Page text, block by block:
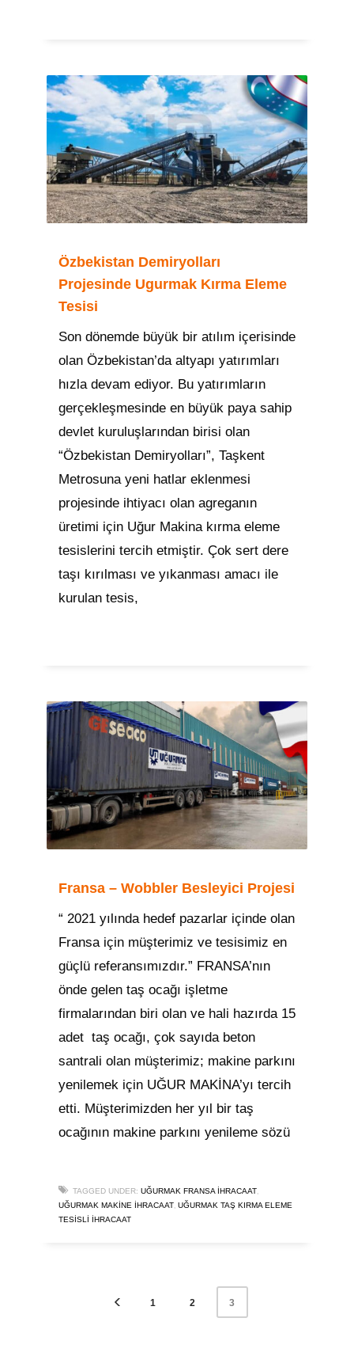
Özbekistan Demiryolları
Projesinde Ugurmak Kırma Eleme
Tesisi
Son dönemde büyük bir atılım içerisinde
olan Özbekistan’da altyapı yatırımları
hızla devam ediyor. Bu yatırımların
gerçekleşmesinde en büyük paya sahip
devlet kuruluşlarından birisi olan
“Özbekistan Demiryolları”, Taşkent
Metrosuna yeni hatlar eklenmesi
projesinde ihtiyacı olan agreganın
üretimi için Uğur Makina kırma eleme
tesislerini tercih etmiştir. Çok sert dere
taşı kırılması ve yıkanması amacı ile
kurulan tesis,
Fransa – Wobbler Besleyici Projesi
“ 2021 yılında hedef pazarlar içinde olan
Fransa için müşterimiz ve tesisimiz en
güçlü referansımızdır.” FRANSA’nın
önde gelen taş ocağı işletme
firmalarından biri olan ve hali hazırda 15
adet taş ocağı, çok sayıda beton
santrali olan müşterimiz; makine parkını
yenilemek için UĞUR MAKİNA’yı tercih
etti. Müşterimizden her yıl bir taş
ocağının makine parkını yenileme sözü
TAGGED UNDER: UĞURMAK FRANSA İHRACAAT,
UĞURMAK MAKINE İHRACAAT, UĞURMAK TAŞ KIRMA ELEME
TESISLI IHRACAAT
1 2 3